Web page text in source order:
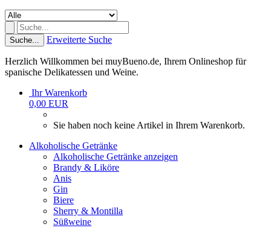
Suche... Erweiterte Suche
Herzlich Willkommen bei muyBueno.de, Ihrem Onlineshop für
spanische Delikatessen und Weine.
Ihr Warenkorb
0,00 EUR
Sie haben noch keine Artikel in Ihrem Warenkorb.
Alkoholische Getränke
Alkoholische Getränke anzeigen
Brandy & Liköre
Anis
Gin
Biere
Sherry & Montilla
Süßweine